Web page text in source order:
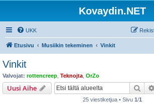
Kovaydin.NET
UKK
Etusivu Musiikin tekeminen Vinkit
Vinkit
Valvojat: rottencreep Teknojta OrZo
Uusi Aihe Etsi
25 viestiketjua • Sivu 1/1